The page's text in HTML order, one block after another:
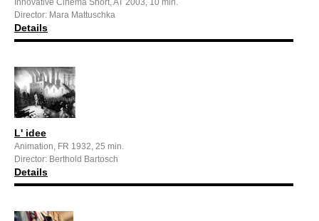
Innovative Cinema Short, AT 2003, 10 min.
Director: Mara Mattuschka
Details
L' idee
Animation, FR 1932, 25 min.
Director: Berthold Bartosch
Details